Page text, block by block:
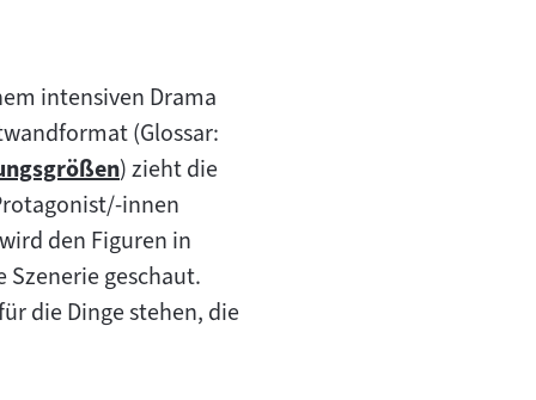
intensiven Drama
(Glossar:
) zieht die
innen
den Figuren in
Szenerie geschaut.
die Dinge stehen, die